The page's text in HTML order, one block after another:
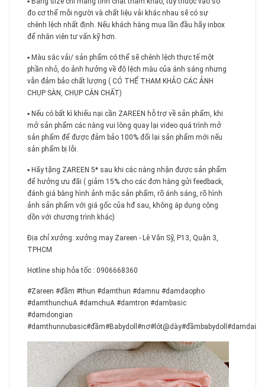
đo cơ thể mỗi người và chất liệu vải khác nhau sẽ có sự
chênh lệch nhất định. Nếu khách hàng mua lần đầu hãy inbox
để nhân viên tư vấn kỹ hơn.
▪️ Màu sắc vải/ sản phẩm có thể sẽ chênh lệch thực tế một
phần nhỏ, do ảnh hưởng về độ lệch màu của ánh sáng nhưng
vẫn đảm bảo chất lượng ( CÓ THỂ THAM KHẢO CÁC ẢNH
CHỤP SÀN, CHỤP CẬN CHẤT)
▪️ Nếu có bất kì khiếu nại cần ZAREEN hỗ trợ về sản phẩm, khi
mở sản phẩm các nàng vui lòng quay lại video quá trình mở
sản phẩm để được đảm bảo 100% đổi lại sản phẩm mới nếu
sản phẩm bị lỗi.
▪️ Hãy tặng ZAREEN 5* sau khi các nàng nhận được sản phẩm
để hưởng ưu đãi ( giảm 15% cho các đơn hàng gửi feedback,
đánh giá bằng hình ảnh mặc sản phẩm, rõ ánh sáng, rõ hình
ảnh sản phẩm với giá gốc của hđ sau, không áp dụng cộng
dồn với chương trình khác)
Địa chỉ xưởng: xưởng may Zareen - Lê Văn Sỹ, P13, Quận 3,
TPHCM
Hotline ship hỏa tốc : 0906668360
#Zareen #đầm #thun #damthun #damnu #damdaopho
#damthunchuA #damchuA #damtron #dambasic
#damdongian